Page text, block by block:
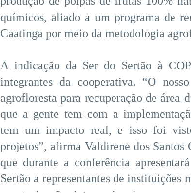
químicos, aliado a um programa de
Caatinga por meio da metodologia
A indicação da Ser do Sertão à
integrantes da cooperativa. “O
agrofloresta para recuperação de área
que a gente tem com a
tem um impacto real, e isso foi
projetos”, afirma Valdirene dos
que durante a conferência
Sertão a representantes de instituições